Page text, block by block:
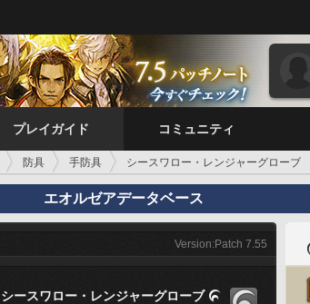
プレイガイド コミュニティ
防具 手防具 シースワロー・レンジャーグローブ
エオルゼアデータベース
Version:Patch 7.55
シースワロー・レンジャーグローブ 